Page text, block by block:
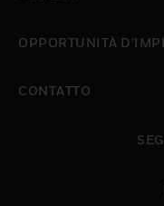
OPPORTUNITÀ
CONTATTO